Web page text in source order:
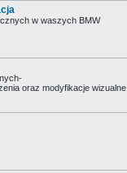
w waszych BMW
oraz modyfikacje wizualne.